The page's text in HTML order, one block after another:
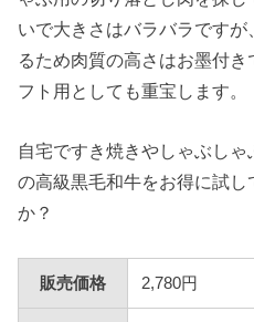
いで大きさはバラバラです
るため肉質の高さはお墨付
フト用としても重宝します。
自宅ですき焼きやしゃぶし
の高級黒毛和牛をお得に試し
か？
販売価格 2,780円